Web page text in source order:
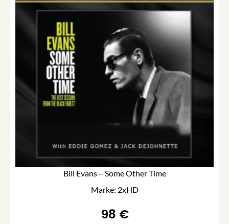
Bill Evans – Some Other Time
Marke: 2xHD
98 €